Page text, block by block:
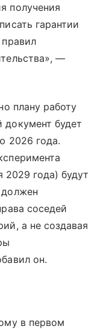
получения
гарантии
—
плану работу
будет
2026 года.
2029 года) будут
соседей
а не создавая
он.
в первом